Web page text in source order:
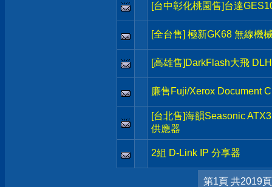
[台中彰化桃園售]台達
[全台售] 極新GK68 無線機
[高雄售]DarkFlash大飛
廉售Fuji/Xerox Document
[台北售]海韻Seasonic
供應器
2組 D-Link IP 分享器
第1頁 共2019頁